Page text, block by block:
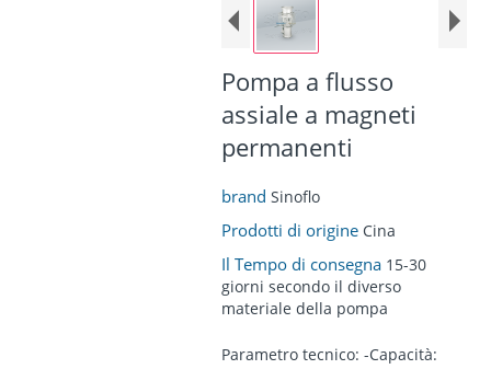
Pompa a flusso
assiale a magneti
permanenti
brand Sinoflo
Prodotti di origine Cina
Il Tempo di consegna 15-30
giorni secondo il diverso
materiale della pompa
Parametro tecnico: -Capacità: